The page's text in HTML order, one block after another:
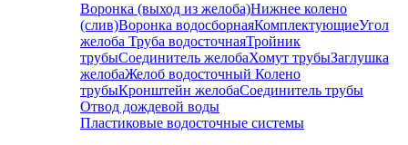
Воронка (выход из желоба)Нижнее колено
(слив)Воронка водосборнаяКомплектующиеУгол
желоба Труба водосточнаяТройник
трубыСоединитель желобаХомут трубыЗаглушка
желобаЖелоб водосточный Колено
трубыКронштейн желобаСоединитель трубы
Отвод дождевой воды
Пластиковые водосточные системы